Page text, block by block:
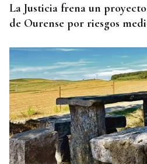
La Justicia frena un
de Ourense por riesgos